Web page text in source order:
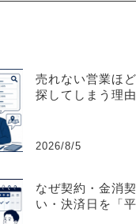
売れない営業ほ
探してしまう理
2026/8/5
なぜ契約・金消
い・決済日を「